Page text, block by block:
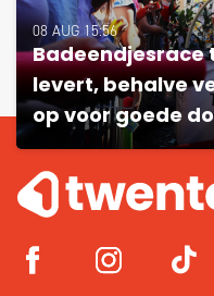
08 AUG 15:56
Badeendjesrace
levert, behalve
op voor goede